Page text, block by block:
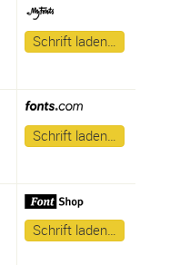
Schrift laden…
Schrift laden…
Schrift laden…